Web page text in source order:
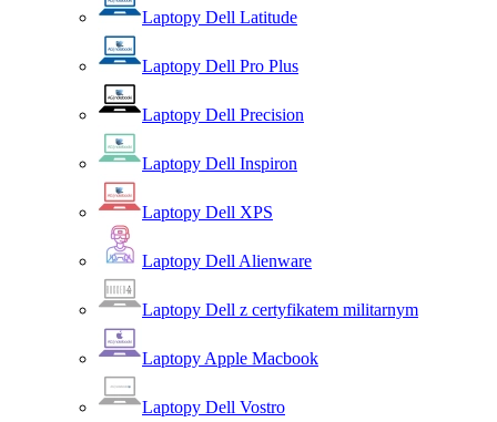
Laptopy Dell Latitude
Laptopy Dell Pro Plus
Laptopy Dell Precision
Laptopy Dell Inspiron
Laptopy Dell XPS
Laptopy Dell Alienware
Laptopy Dell z certyfikatem militarnym
Laptopy Apple Macbook
Laptopy Dell Vostro